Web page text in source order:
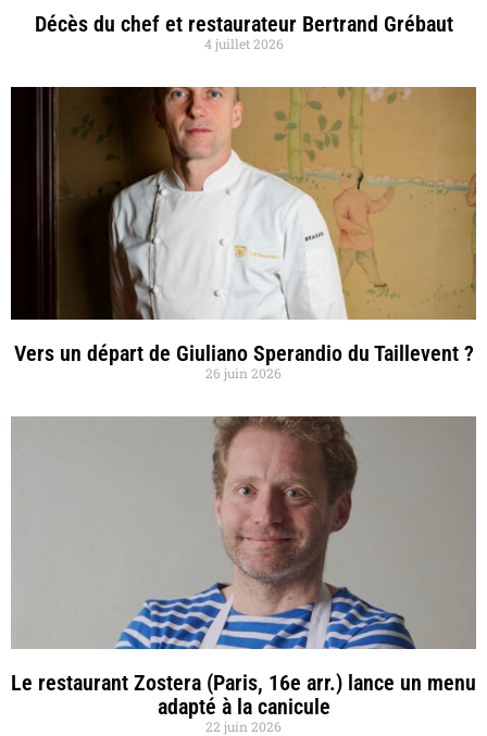
Décès du chef et restaurateur Bertrand Grébaut
4 juillet 2026
Vers un départ de Giuliano Sperandio du Taillevent ?
26 juin 2026
Le restaurant Zostera (Paris, 16e arr.) lance un menu
adapté à la canicule
22 juin 2026